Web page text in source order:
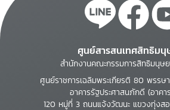
ศูนย์สารสนเทศสิทธิม
สำนักงานคณะกรรมการสิทธิมนุษ
ศูนย์ราชการเฉลิมพระเกียรติ 80 พรรษ
อาคารรัฐประศาสนภักดี (อาค
120 หมู่ที่ 3 ถนนแจ้งวัฒนะ แขวงทุ่งส